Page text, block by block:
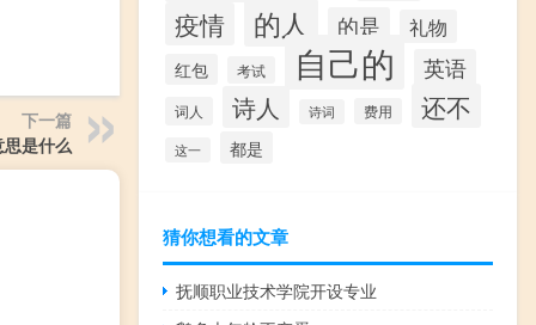
下一篇
是什么
疫情 的人 的是 礼物
红包 考试 自己的 英语
词人 诗人 诗词 费用 还不
这一 都是
猜你想看的文章
抚顺职业技术学院开设专业